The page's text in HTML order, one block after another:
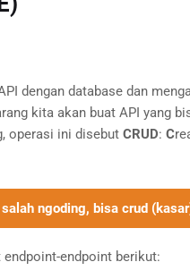
dengan database dan
kita akan buat API yang
operasi ini disebut CRUD: C
ngoding, bisa crud
endpoint berikut: